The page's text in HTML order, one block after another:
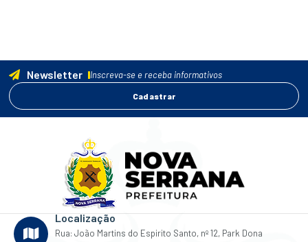
Newsletter Inscreva-se e receba informativos
Cadastrar
Localização
Rua: João Martins do Espirito Santo, nº 12, Park Dona